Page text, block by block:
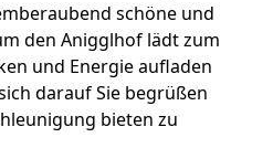
schöne und
den Anigglhof lädt zum
und Energie aufladen
darauf Sie begrüßen
bieten zu